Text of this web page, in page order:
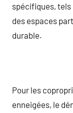
spécifiques,
des espaces
durable.
Pour les
enneigées, le